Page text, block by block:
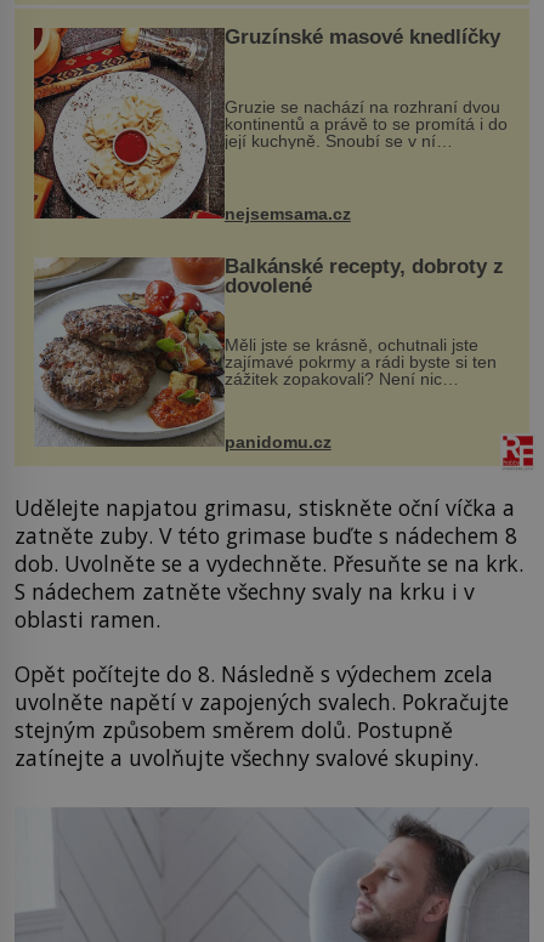
Gruzínské masové knedlíčky
Gruzie se nachází na rozhraní dvou
kontinentů a právě to se promítá i do
její kuchyně. Snoubí se v ní
evropské a asijské chutě a díky tomu
pokrmy, které rozhodně st...
nejsemsama.cz
Balkánské recepty, dobroty z
dovolené
Měli jste se krásně, ochutnali jste
zajímavé pokrmy a rádi byste si ten
zážitek zopakovali? Není nic
snazšího. Pljeskavica (10 porcí)
Možná jste ji ochutnali na dovolené v
bývalé Jugoslávii, lze ji vi...
panidomu.cz
Udělejte napjatou grimasu, stiskněte oční víčka a
zatněte zuby. V této grimase buďte s nádechem 8
dob. Uvolněte se a vydechněte. Přesuňte se na krk.
S nádechem zatněte všechny svaly na krku i v
oblasti ramen.
Opět počítejte do 8. Následně s výdechem zcela
uvolněte napětí v zapojených svalech. Pokračujte
stejným způsobem směrem dolů. Postupně
zatínejte a uvolňujte všechny svalové skupiny.